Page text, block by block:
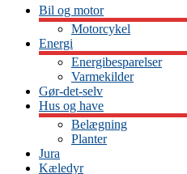
Bil og motor
Motorcykel
Energi
Energibesparelser
Varmekilder
Gør-det-selv
Hus og have
Belægning
Planter
Jura
Kæledyr